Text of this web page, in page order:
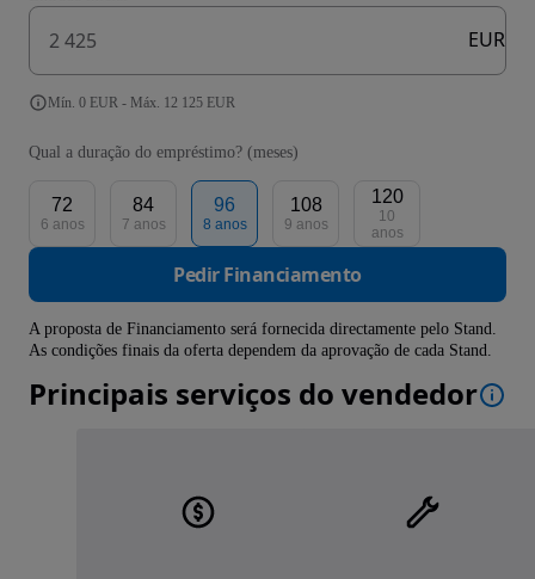
EUR
Mín. 0 EUR - Máx. 12 125 EUR
Qual a duração do empréstimo? (meses)
72
6 anos
84
7 anos
96
8 anos
108
9 anos
120
10
anos
Pedir Financiamento
A proposta de Financiamento será fornecida directamente pelo Stand.
As condições finais da oferta dependem da aprovação de cada Stand.
Principais serviços do vendedor